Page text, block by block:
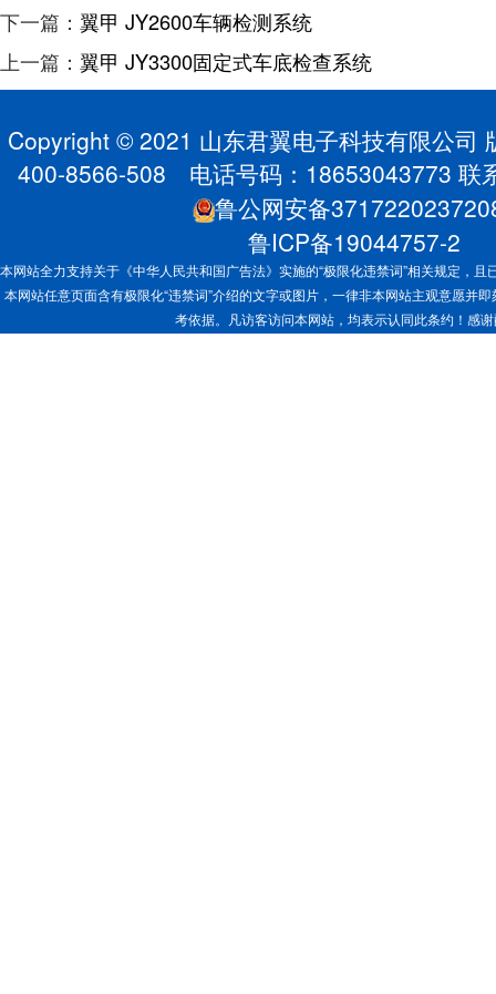
下一篇： 翼甲 JY2600车辆检测系统
上一篇： 翼甲 JY3300固定式车底检查系统
Copyright © 2021 山东君翼电子科技有限公司
400-8566-508 电话号码：18653043773 联
鲁公网安备
鲁ICP备19044757-2
本网站全力支持关于《中华人民共和国广告法》实施的“极限化违禁词”相关规定，且
本网站任意页面含有极限化“违禁词”介绍的文字或图片，一律非本网站主观意愿并
考依据。凡访客访问本网站，均表示认同此条约！感